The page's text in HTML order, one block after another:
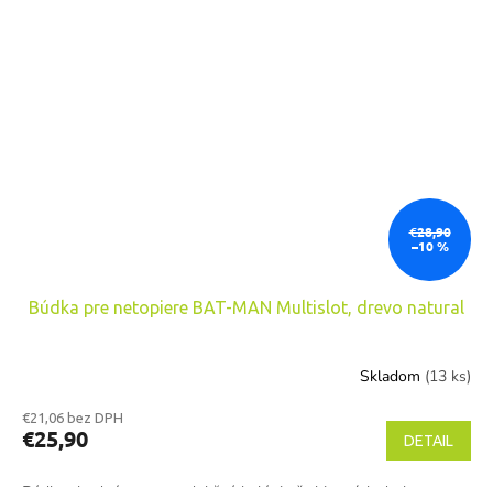
€28,90
–10 %
Búdka pre netopiere BAT-MAN Multislot, drevo natural
Skladom (13 ks)
€21,06 bez DPH
€25,90 DETAIL